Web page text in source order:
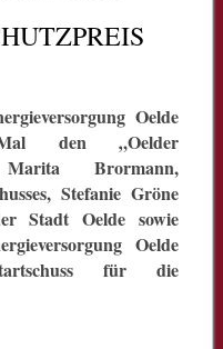
Oelde
den „Oelder
Brormann,
Stefanie Gröne
Stadt Oelde sowie
Oelde
für die